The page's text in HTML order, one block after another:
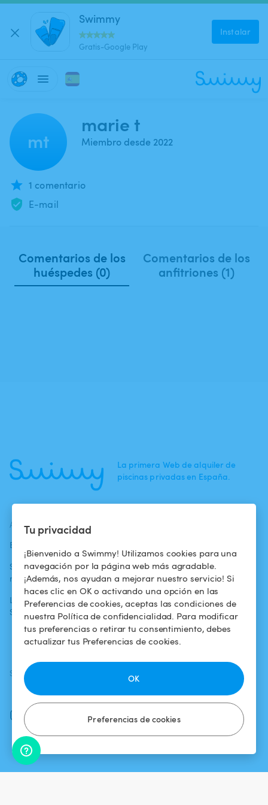
Tu privacidad
¡Bienvenido a Swimmy! Utilizamos cookies para una
navegación por la página web más agradable.
¡Además, nos ayudan a mejorar nuestro servicio! Si
haces clic en OK o activando una opción en las
Preferencias de cookies, aceptas las condiciones de
nuestra Política de confidencialidad. Para modificar
tus preferencias o retirar tu consentimiento, debes
actualizar tus Preferencias de cookies.
Preferencias de cookies
OK
Swimmy
Gratis-Google Play
Instalar
mt
marie t
Miembro desde 2022
1 comentario
E-mail
Comentarios de los
huéspedes (0)
Comentarios de los
anfitriones (1)
La primera Web de alquiler de
piscinas privadas en España.
ACTUALIDADES
Blog
Swimmy en los
medios
La aventura
Swimmy
Para los
propietarios
Alquilar mi
piscina
¿Cómo funciona?
Condiciones de
uso
Política de
confidencialidad
Aviso legal
SÍGUENOS
Facebook
Instagram